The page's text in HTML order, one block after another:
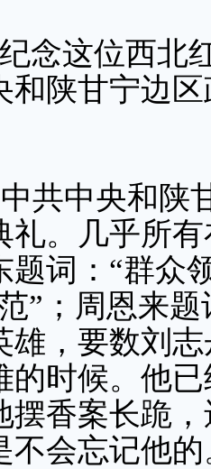
念这位西北
和陕甘宁边
共中央和陕
礼。几乎所
题词：“群众
”；周恩来
雄，要数刘
的时候。他
摆香案长跪
不会忘记他